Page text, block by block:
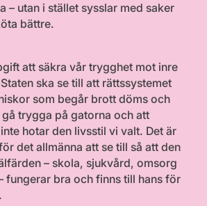
– utan i stället sysslar med saker
bättre.
att säkra vår trygghet mot inre
ska se till att rättssystemet
som begår brott döms och
trygga på gatorna och att
hotar den livsstil vi valt. Det är
det allmänna att se till så att den
– skola, sjukvård, omsorg
fungerar bra och finns till hans för